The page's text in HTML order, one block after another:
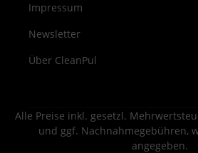
Impressum
Newsletter
Über CleanPul
Alle Preise inkl. gesetzl.
und ggf. Nachnahmegebühren,
angegeben.